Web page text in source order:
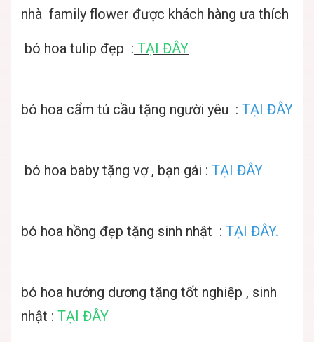
nhà family flower được khách hàng ưa thích
bó hoa tulip đẹp : TẠI ĐÂY
bó hoa cẩm tú cầu tặng người yêu : TẠI ĐÂY
bó hoa baby tặng vợ , bạn gái : TẠI ĐÂY
bó hoa hồng đẹp tặng sinh nhật : TẠI ĐÂY.
bó hoa hướng dương tặng tốt nghiệp , sinh
nhật : TẠI ĐÂY